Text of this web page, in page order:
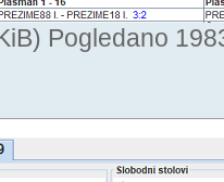
Pogledano